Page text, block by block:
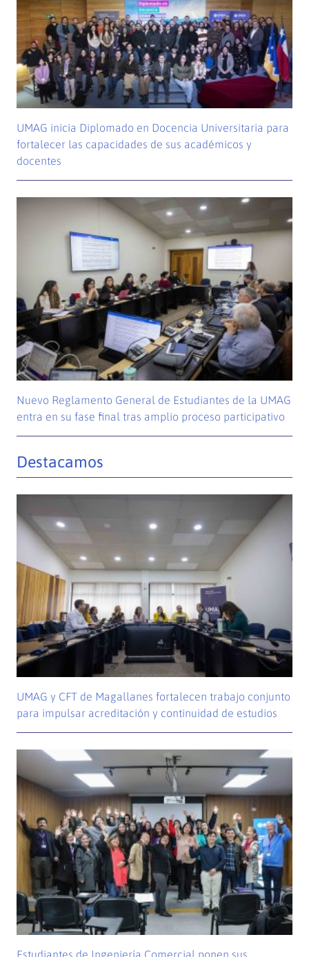
UMAG inicia Diplomado en Docencia Universitaria para
fortalecer las capacidades de sus académicos y
docentes
Nuevo Reglamento General de Estudiantes de la UMAG
entra en su fase final tras amplio proceso participativo
Destacamos
UMAG y CFT de Magallanes fortalecen trabajo conjunto
para impulsar acreditación y continuidad de estudios
Estudiantes de Ingeniería Comercial ponen sus